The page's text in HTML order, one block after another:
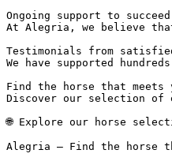
Ongoing support to
At Alegria, we believe
Testimonials from
We have supported
Find the horse that
Discover our selection of
🌐 Explore our horse
Alegria – Find the horse